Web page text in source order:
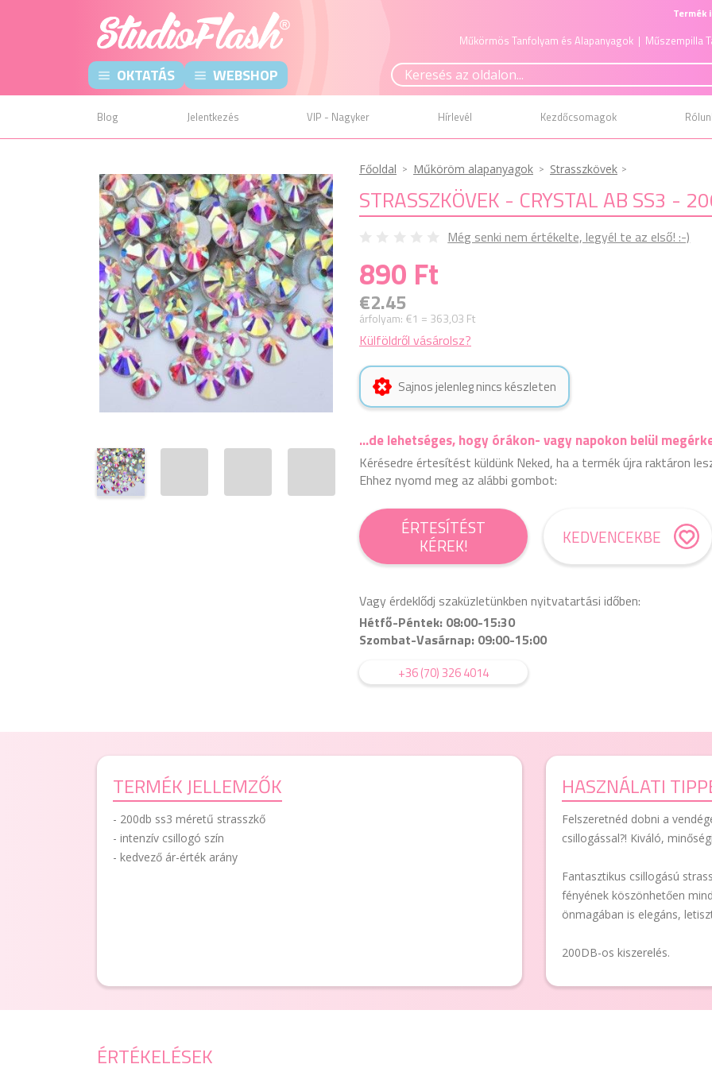
Termék
Műkörmös Tanfolyam és Alapanyagok | Műszempilla
OKTATÁS WEBSHOP
Blog Jelentkezés VIP - Nagyker Hírlevél Kezdőcsomagok
Főoldal Műköröm alapanyagok Strasszkövek
STRASSZKÖVEK - CRYSTAL AB SS3 -
Még senki nem értékelte, legyél te az első! :-)
890 Ft
€2.45
árfolyam: €1 = 363,03 Ft
Külföldről vásárolsz?
Sajnos jelenleg nincs készleten
...de lehetséges, hogy órákon- vagy napokon belül
Kérésedre értesítést küldünk Neked, ha a termék újra raktáron
Ehhez nyomd meg az alábbi gombot:
ÉRTESÍTÉST
KÉREK! KEDVENCEKBE
Vagy érdeklődj szaküzletünkben nyitvatartási időben:
Hétfő-Péntek: 08:00-15:30
Szombat-Vasárnap: 09:00-15:00
+36 (70) 326 4014
TERMÉK JELLEMZŐK
- 200db ss3 méretű strasszkő
- intenzív csillogó szín
- kedvező ár-érték arány
HASZNÁLATI
Felszeretnéd dobni a
csillogással?! Kiváló,
Fantasztikus csillogású
fényének köszönhetően
önmagában is elegáns,
200DB-os kiszerelés.
ÉRTÉKELÉSEK